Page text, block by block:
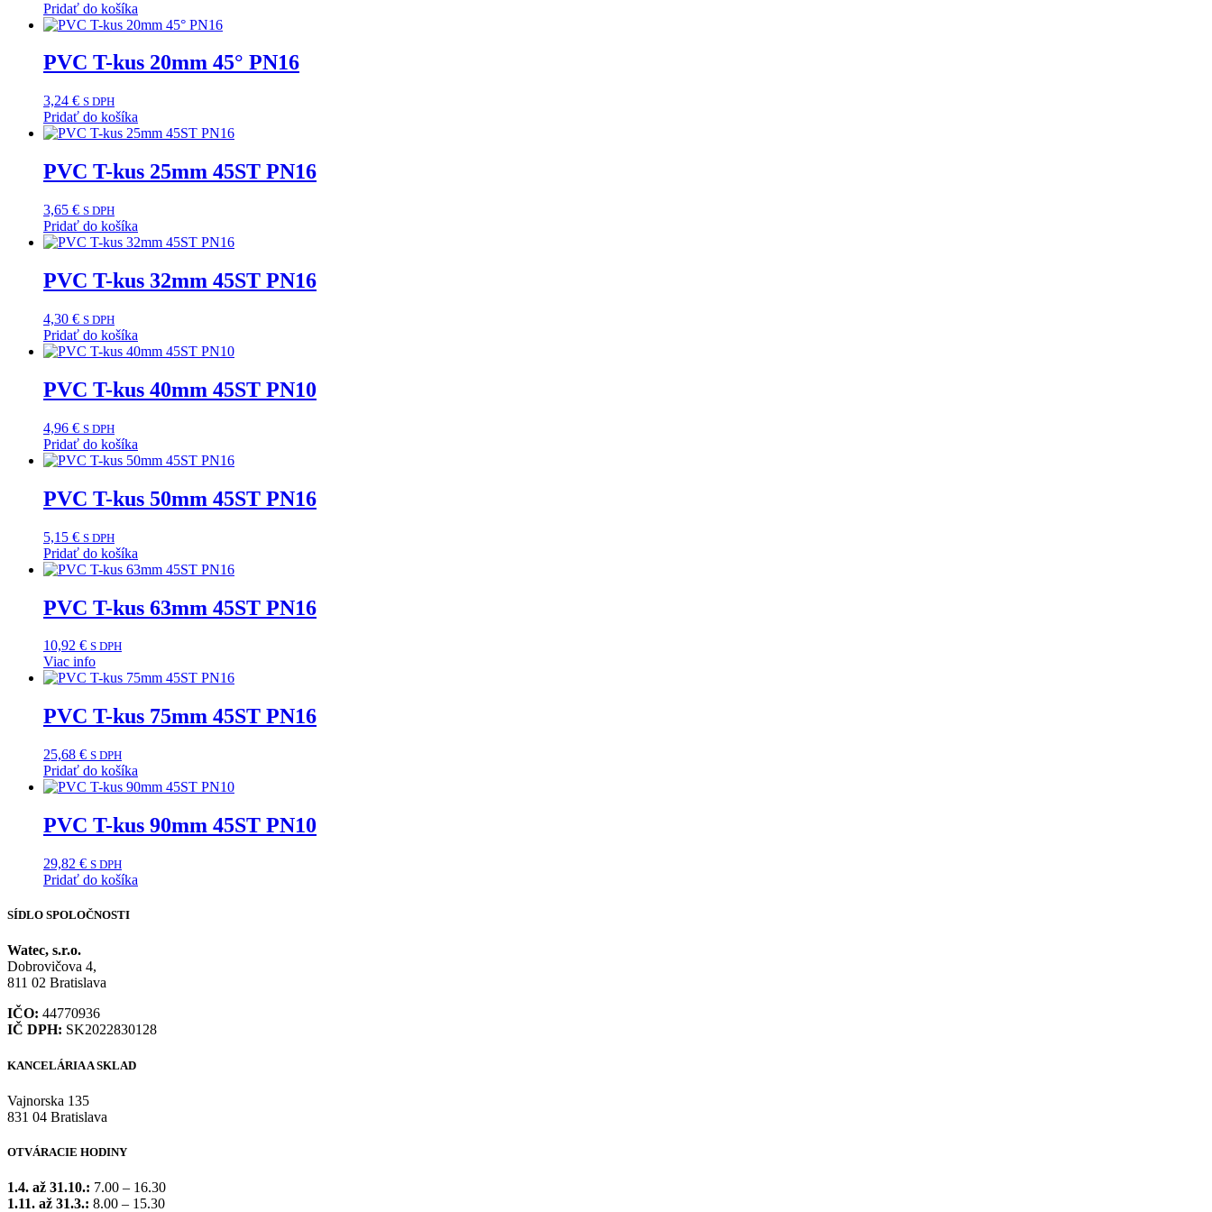
Pridať do košíka
PVC T-kus 20mm 45° PN16
3,24 € S DPH
Pridať do košíka
PVC T-kus 25mm 45ST PN16
3,65 € S DPH
Pridať do košíka
PVC T-kus 32mm 45ST PN16
4,30 € S DPH
Pridať do košíka
PVC T-kus 40mm 45ST PN10
4,96 € S DPH
Pridať do košíka
PVC T-kus 50mm 45ST PN16
5,15 € S DPH
Pridať do košíka
PVC T-kus 63mm 45ST PN16
10,92 € S DPH
Viac info
PVC T-kus 75mm 45ST PN16
25,68 € S DPH
Pridať do košíka
PVC T-kus 90mm 45ST PN10
29,82 € S DPH
Pridať do košíka
SÍDLO SPOLOČNOSTI
Watec, s.r.o.
Dobrovičova 4,
811 02 Bratislava
IČO: 44770936
IČ DPH: SK2022830128
KANCELÁRIA A SKLAD
Vajnorska 135
831 04 Bratislava
OTVÁRACIE HODINY
1.4. až 31.10.: 7.00 – 16.30
1.11. až 31.3.: 8.00 – 15.30